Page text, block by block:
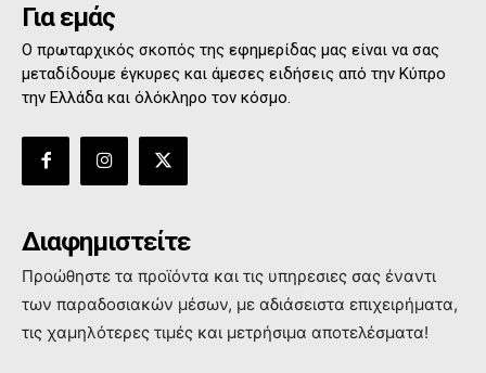
Για εμάς
Ο πρωταρχικός σκοπός της εφημερίδας μας είναι να σας
μεταδίδουμε έγκυρες και άμεσες ειδήσεις από την Κύπρο
την Ελλάδα και όλόκληρο τον κόσμο.
Διαφημιστείτε
Προώθηστε τα προϊόντα και τις υπηρεσιες σας έναντι
των παραδοσιακών μέσων, με αδιάσειστα επιχειρήματα,
τις χαμηλότερες τιμές και μετρήσιμα αποτελέσματα!